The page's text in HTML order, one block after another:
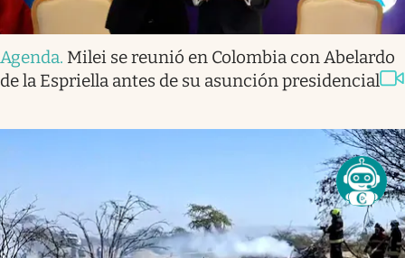
Agenda. Milei se reunió en Colombia con Abelardo
de la Espriella antes de su asunción presidencial